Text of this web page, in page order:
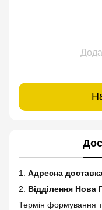
1. Адресна
2. Відділення Нова
Термін формування